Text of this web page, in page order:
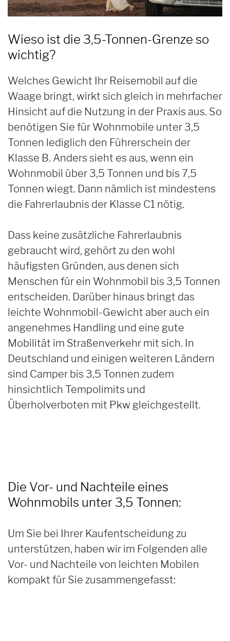
Wieso ist die 3,5-Tonnen-Grenze so
wichtig?
Welches Gewicht Ihr Reisemobil auf die
Waage bringt, wirkt sich gleich in mehrfacher
Hinsicht auf die Nutzung in der Praxis aus. So
benötigen Sie für Wohnmobile unter 3,5
Tonnen lediglich den Führerschein der
Klasse B. Anders sieht es aus, wenn ein
Wohnmobil über 3,5 Tonnen und bis 7,5
Tonnen wiegt. Dann nämlich ist mindestens
die Fahrerlaubnis der Klasse C1 nötig.
Dass keine zusätzliche Fahrerlaubnis
gebraucht wird, gehört zu den wohl
häufigsten Gründen, aus denen sich
Menschen für ein Wohnmobil bis 3,5 Tonnen
entscheiden. Darüber hinaus bringt das
leichte Wohnmobil-Gewicht aber auch ein
angenehmes Handling und eine gute
Mobilität im Straßenverkehr mit sich. In
Deutschland und einigen weiteren Ländern
sind Camper bis 3,5 Tonnen zudem
hinsichtlich Tempolimits und
Überholverboten mit Pkw gleichgestellt.
Die Vor- und Nachteile eines
Wohnmobils unter 3,5 Tonnen:
Um Sie bei Ihrer Kaufentscheidung zu
unterstützen, haben wir im Folgenden alle
Vor- und Nachteile von leichten Mobilen
kompakt für Sie zusammengefasst: